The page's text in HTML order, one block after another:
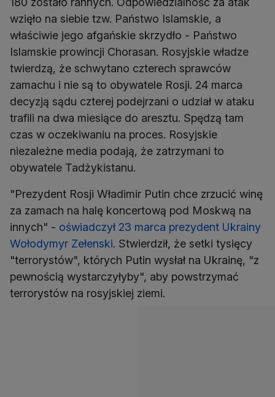
wzięło na siebie tzw. Państwo Islamskie, a
właściwie jego afgańskie skrzydło - Państwo
Islamskie prowincji Chorasan. Rosyjskie władze
twierdzą, że schwytano czterech sprawców
zamachu i nie są to obywatele Rosji. 24 marca
decyzją sądu czterej podejrzani o udział w ataku
trafili na dwa miesiące do aresztu. Spędzą tam
czas w oczekiwaniu na proces. Rosyjskie
niezależne media podają, że zatrzymani to
obywatele Tadżykistanu.
"Prezydent Rosji Władimir Putin chce zrzucić winę
za zamach na halę koncertową pod Moskwą na
innych" - oświadczył 23 marca prezydent Ukrainy
Wołodymyr Zełenski. Stwierdził, że setki tysięcy
"terrorystów", których Putin wysłał na Ukrainę, "z
pewnością wystarczyłyby", aby powstrzymać
terrorystów na rosyjskiej ziemi.